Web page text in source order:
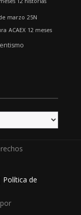
marzo 25N
ACAEX 12 meses
Política de
por